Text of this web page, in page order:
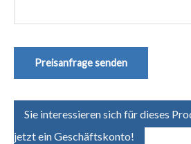
Preisanfrage senden
Sie interessieren sich für dieses
jetzt ein Geschäftskonto!